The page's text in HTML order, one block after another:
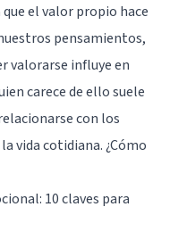
el valor propio hace
pensamientos,
valorarse influye en
carece de ello suele
con los
vida cotidiana. ¿Cómo
10 claves para